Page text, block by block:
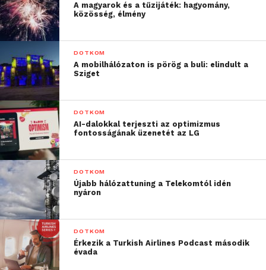
A magyarok és a tűzijáték: hagyomány,
közösség, élmény
DOTKOM
A mobilhálózaton is pörög a buli: elindult a
Sziget
DOTKOM
AI-dalokkal terjeszti az optimizmus
fontosságának üzenetét az LG
DOTKOM
Újabb hálózattuning a Telekomtól idén
nyáron
DOTKOM
Érkezik a Turkish Airlines Podcast második
évada